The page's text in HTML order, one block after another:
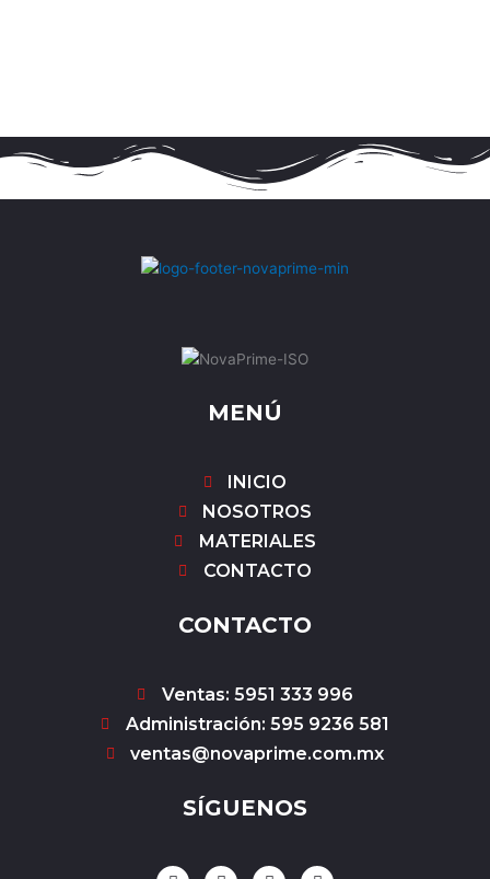
MENÚ
INICIO
NOSOTROS
MATERIALES
CONTACTO
CONTACTO
Ventas: 5951 333 996
Administración: 595 9236 581
ventas@novaprime.com.mx
SÍGUENOS
F I Y W